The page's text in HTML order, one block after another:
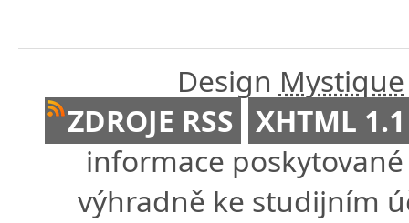
Design Mystique
ZDROJE RSS XHTML 1.1
informace
výhradně ke studijním